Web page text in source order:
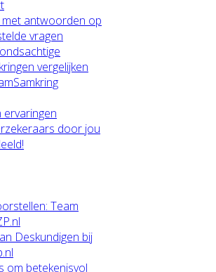
met antwoorden op
vragen
vergelijken
ervaringen
door jou
Team
Deskundigen bij
om betekenisvol